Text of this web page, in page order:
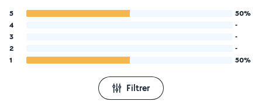
5
50%
4
-
3
-
2
-
1
50%
Filtrer